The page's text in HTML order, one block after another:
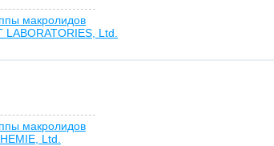
макролидов
LABORATORIES, Ltd.
макролидов
Ltd.